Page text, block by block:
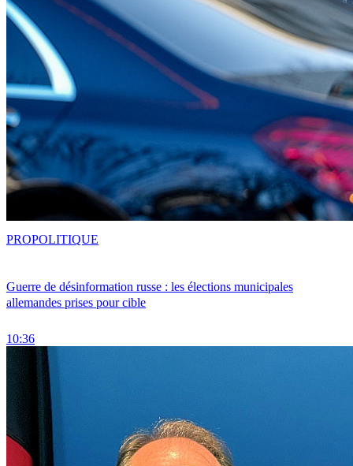
Guerre de désinformation russe : les élections municipales
allemandes prises pour cible
10:36
PROPOLITIQUE